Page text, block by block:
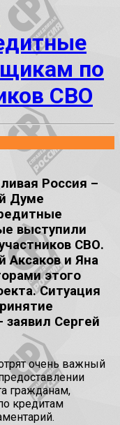
по
СВО
Россия –
Думе
выступили
СВО.
Аксаков и Яна
этого
Ситуация
Сергей
очень важный
гражданам,
кредитам